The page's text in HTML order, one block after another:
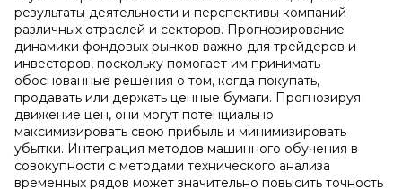
результаты деятельности и перспективы компаний
различных отраслей и секторов. Прогнозирование
динамики фондовых рынков важно для трейдеров и
инвесторов, поскольку помогает им принимать
обоснованные решения о том, когда покупать,
продавать или держать ценные бумаги. Прогнозируя
движение цен, они могут потенциально
максимизировать свою прибыль и минимизировать
убытки. Интеграция методов машинного обучения в
совокупности с методами технического анализа
временных рядов может значительно повысить точность